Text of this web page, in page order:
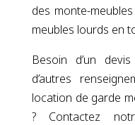
des monte-
meubles lourds en
Besoin d’un
d’autres
location de garde
? Contactez